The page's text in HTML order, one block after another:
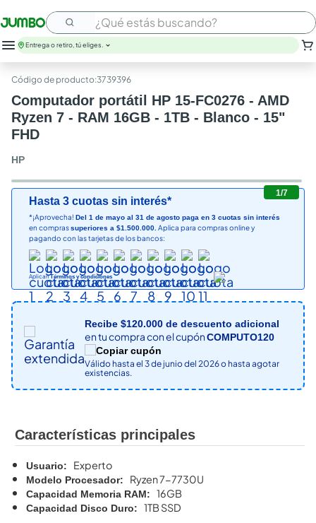
¿Qué estás buscando?
huevos
arroz
papel higienico
galletas
nutribela
pollo
cafe
Entrega o retiro, tú eliges.
:3739396
Computador portátil HP 15-FC0276 - AMD
Ryzen 7 - RAM 16GB - 1TB - Blanco - 15"
FHD
HP
1/7
Hasta 3 cuotas sin interés*
*¡Aprovecha! Del 1 de mayo al 31 de agosto paga en 3 cuotas sin interés
en comprassuperiores a $1.500.000. Aplica para compras online y
pagando con las tarjetas de los bancos:
AplicanTérminos y condiciones
Recibe $120.000 de descuento adicional
en tu compra con el cupónCOMPUTO120
Válido hasta el 3 de junio del 2026o hasta agotar
existencias.
Características principales
Usuario: Experto
Modelo Procesador: Ryzen 7-7730U
Capacidad Memoria RAM: 16GB
Capacidad Disco Duro: 1TB SSD